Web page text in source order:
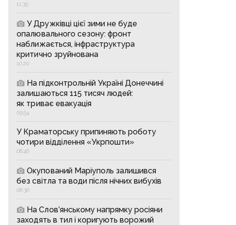
11:35
У Дружківці цієї зими не буде
опалювального сезону: фронт
наближається, інфраструктура
критично зруйнована
10:20
На підконтрольній Україні Донеччині
залишаються 115 тисяч людей:
як триває евакуація
09:54
У Краматорську припиняють роботу
чотири відділення «Укрпошти»
08:46
Окупований Маріуполь залишився
без світла та води після нічних вибухів
08:36
На Слов’янському напрямку росіяни
заходять в тил і коригують ворожий